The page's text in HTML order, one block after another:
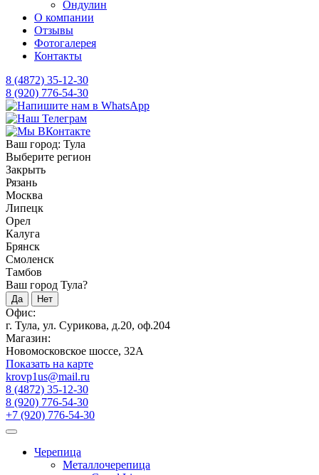
Ондулин
О компании
Отзывы
Фотогалерея
Контакты
8 (4872) 35-12-30
8 (920) 776-54-30
Ваш город: Тула
Выберите регион
Закрыть
Рязань
Москва
Липецк
Орел
Калуга
Брянск
Смоленск
Тамбов
Ваш город Тула?
Да Нет
Офис:
г. Тула, ул. Сурикова, д.20, оф.204
Магазин:
Новомосковское шоссе, 32А
Показать на карте
krovp1us@mail.ru
8 (4872) 35-12-30
8 (920) 776-54-30
+7 (920) 776-54-30
Черепица
Металлочерепица